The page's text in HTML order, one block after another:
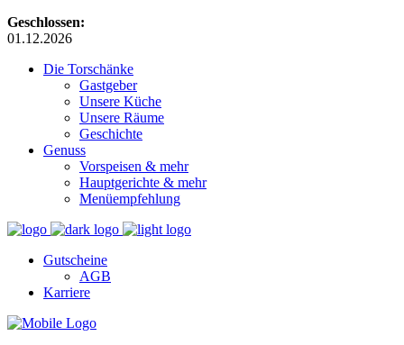
Geschlossen:
01.12.2026
Die Torschänke
Gastgeber
Unsere Küche
Unsere Räume
Geschichte
Genuss
Vorspeisen & mehr
Hauptgerichte & mehr
Menüempfehlung
Gutscheine
AGB
Karriere